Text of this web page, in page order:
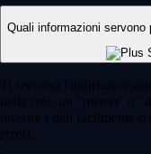
Quali informazioni servono
Ti servono l'indirizzo
della rete, un "memo" o
inserire i dati facilmente
errori.